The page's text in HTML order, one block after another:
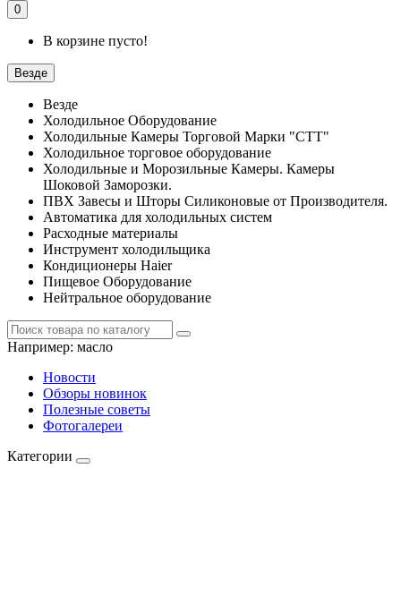
0
В корзине пусто!
Везде
Везде
Холодильное Оборудование
Холодильные Камеры Торговой Марки "СТТ"
Холодильное торговое оборудование
Холодильные и Морозильные Камеры. Камеры
Шоковой Заморозки.
ПВХ Завесы и Шторы Силиконовые от Производителя.
Автоматика для холодильных систем
Расходные материалы
Инструмент холодильщика
Кондиционеры Haier
Пищевое Оборудование
Нейтральное оборудование
Например: масло
Новости
Обзоры новинок
Полезные советы
Фотогалереи
Категории